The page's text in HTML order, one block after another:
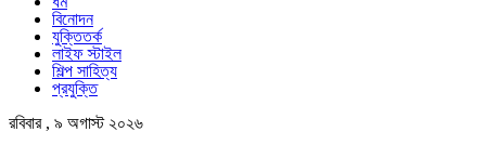
বিনোদন
যুক্তিতর্ক
লাইফ স্টাইল
শিল্প সাহিত্য
প্রযুক্তি
রবিবার , ৯ অগাস্ট ২০২৬